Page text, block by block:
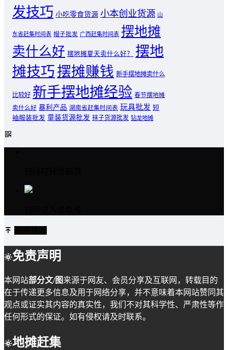
发技巧 小吃零食货源 小本创业货源 山
东省赶集时间表 帽子批发 广西赶集时间表 摆地摊
卖什么好 摆地摊夏天卖什么好？
摆地
摊技巧摆摊赚钱 新手摆地摊卖什么
比较好 新手摆地摊经验 春节摆地摊
卖什么好 暴利产品 湖南省赶集时间表 玩具批发 短
袖服装批发 童装货源批发 袜子货源批发 钻龙地摊
免责声明
本网站部分文/图来源于网友、会员分享及互联网，转载目的
在于传递更多信息及用于网络分享，并不意味着本网站赞同其
观点或证实其内容的真实性，我们不对其科学性、严肃性等作
任何形式的保证。如有侵权请及时联系。
地摊赶集